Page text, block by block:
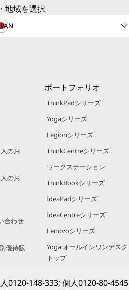
地域を選択
のお
のお
合わせ
優待販
ポートフォリオ
ThinkPadシリーズ
Yogaシリーズ
Legionシリーズ
ThinkCentreシリーズ
ワークステーション
ThinkBookシリーズ
IdeaPadシリーズ
IdeaCentreシリーズ
Lenovoシリーズ
Yoga オールインワンデスク
トップ
0120-148-333; 個人0120-80-4545